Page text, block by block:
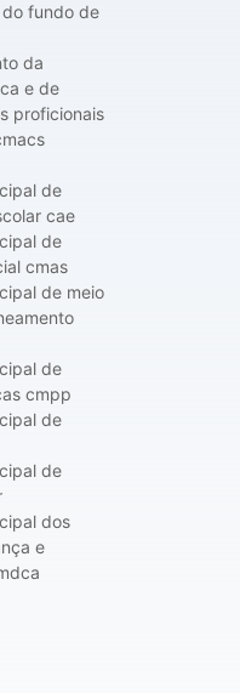
fundo de
da
e de
proficionais
de
cae
de
cmas
de meio
de
cmpp
de
de
dos
e